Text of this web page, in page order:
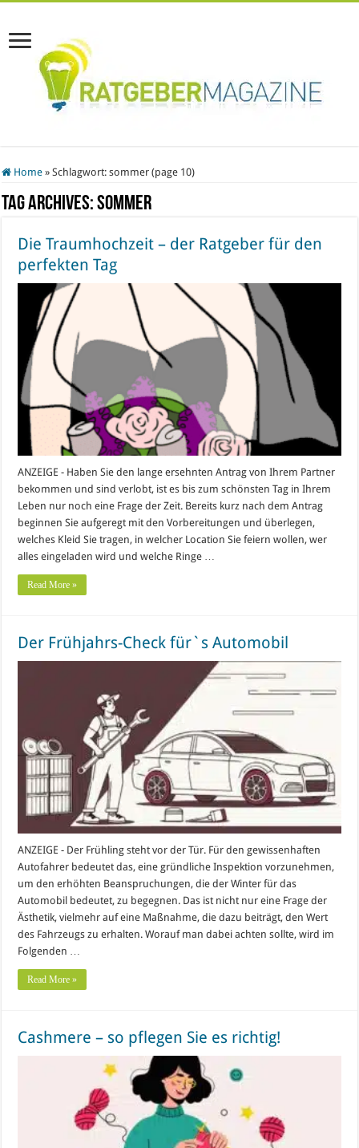
Home » Schlagwort:sommer (page 10)
Tag Archives:sommer
Die Traumhochzeit – der Ratgeber für den
perfekten Tag
ANZEIGE - Haben Sie den lange ersehnten Antrag von Ihrem Partner
bekommen und sind verlobt, ist es bis zum schönsten Tag in Ihrem
Leben nur noch eine Frage der Zeit. Bereits kurz nach dem Antrag
beginnen Sie aufgeregt mit den Vorbereitungen und überlegen,
welches Kleid Sie tragen, in welcher Location Sie feiern wollen, wer
alles eingeladen wird und welche Ringe …
Read More »
Der Frühjahrs-Check für`s Automobil
ANZEIGE - Der Frühling steht vor der Tür. Für den gewissenhaften
Autofahrer bedeutet das, eine gründliche Inspektion vorzunehmen,
um den erhöhten Beanspruchungen, die der Winter für das
Automobil bedeutet, zu begegnen. Das ist nicht nur eine Frage der
Ästhetik, vielmehr auf eine Maßnahme, die dazu beiträgt, den Wert
des Fahrzeugs zu erhalten. Worauf man dabei achten sollte, wird im
Folgenden …
Read More »
Cashmere – so pflegen Sie es richtig!